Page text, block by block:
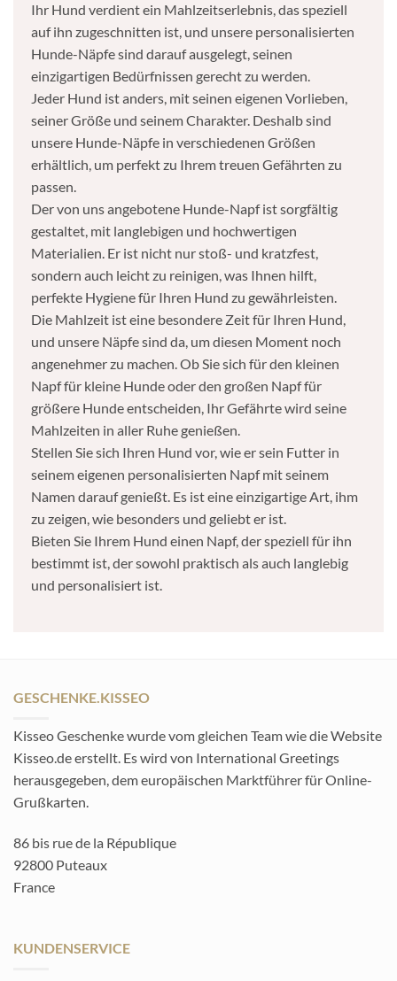
Ihr Hund verdient ein Mahlzeitserlebnis, das speziell
auf ihn zugeschnitten ist, und unsere personalisierten
Hunde-Näpfe sind darauf ausgelegt, seinen
einzigartigen Bedürfnissen gerecht zu werden.
Jeder Hund ist anders, mit seinen eigenen Vorlieben,
seiner Größe und seinem Charakter. Deshalb sind
unsere Hunde-Näpfe in verschiedenen Größen
erhältlich, um perfekt zu Ihrem treuen Gefährten zu
passen.
Der von uns angebotene Hunde-Napf ist sorgfältig
gestaltet, mit langlebigen und hochwertigen
Materialien. Er ist nicht nur stoß- und kratzfest,
sondern auch leicht zu reinigen, was Ihnen hilft,
perfekte Hygiene für Ihren Hund zu gewährleisten.
Die Mahlzeit ist eine besondere Zeit für Ihren Hund,
und unsere Näpfe sind da, um diesen Moment noch
angenehmer zu machen. Ob Sie sich für den kleinen
Napf für kleine Hunde oder den großen Napf für
größere Hunde entscheiden, Ihr Gefährte wird seine
Mahlzeiten in aller Ruhe genießen.
Stellen Sie sich Ihren Hund vor, wie er sein Futter in
seinem eigenen personalisierten Napf mit seinem
Namen darauf genießt. Es ist eine einzigartige Art, ihm
zu zeigen, wie besonders und geliebt er ist.
Bieten Sie Ihrem Hund einen Napf, der speziell für ihn
bestimmt ist, der sowohl praktisch als auch langlebig
und personalisiert ist.
GESCHENKE.KISSEO
Kisseo Geschenke wurde vom gleichen Team wie die Website
Kisseo.de erstellt. Es wird von International Greetings
herausgegeben, dem europäischen Marktführer für Online-
Grußkarten.
86 bis rue de la République
92800 Puteaux
France
KUNDENSERVICE